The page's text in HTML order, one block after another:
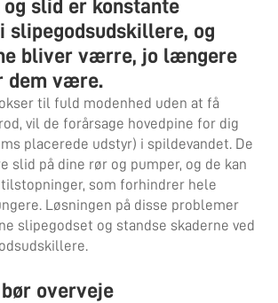
slid er konstante
slipegodsudskillere, og
bliver værre, jo længere
dem være.
til fuld modenhed uden at få
vil de forårsage hovedpine for dig
placerede udstyr) i spildevandet. De
slid på dine rør og pumper, og de kan
som forhindrer hele
Løsningen på disse problemer
slipegodset og standse skaderne ved
overveje